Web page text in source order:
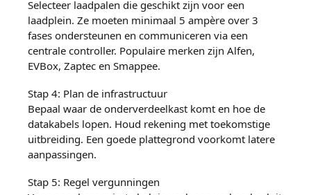
Selecteer laadpalen die geschikt zijn voor een
laadplein. Ze moeten minimaal 5 ampère over 3
fases ondersteunen en communiceren via een
centrale controller. Populaire merken zijn Alfen,
EVBox, Zaptec en Smappee.
Stap 4: Plan de infrastructuur
Bepaal waar de onderverdeelkast komt en hoe de
datakabels lopen. Houd rekening met toekomstige
uitbreiding. Een goede plattegrond voorkomt latere
aanpassingen.
Stap 5: Regel vergunningen